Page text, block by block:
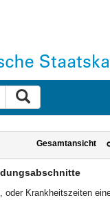
zurücksetzen
Gesamtansicht
Krankheitszeiten